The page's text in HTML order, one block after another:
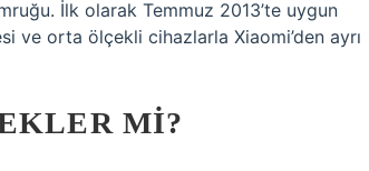
İlk olarak Temmuz 2013’te uygun
ve orta ölçekli cihazlarla Xiaomi’den ayrı
MI?